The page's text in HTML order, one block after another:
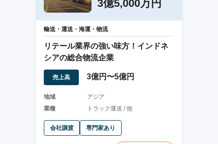
3億5,000万円
輸送・運送・海運・物流
リテール業界の強い味方！インドネ
シアの総合物流企業
売上高 3億円〜5億円
地域
アジア
業種
トラック運送 / 他
会社譲渡 専門家あり